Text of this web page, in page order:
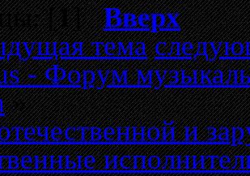
[1]Вверх
тема
- Форум
»
и